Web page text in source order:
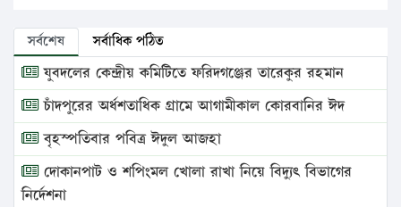
সর্বশেষ সর্বাধিক পঠিত
যুবদলের কেন্দ্রীয় কমিটিতে ফরিদগঞ্জের তারেকুর রহমান
চাঁদপুরের অর্ধশতাধিক গ্রামে আগামীকাল কোরবানির ঈদ
বৃহস্পতিবার পবিত্র ঈদুল আজহা
দোকানপাট ও শপিংমল খোলা রাখা নিয়ে বিদ্যুৎ বিভাগের
নির্দেশনা